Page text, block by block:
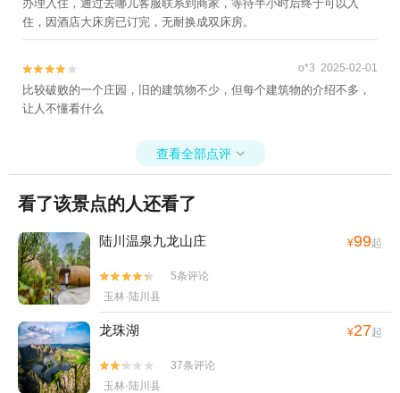
办理入住，通过去哪儿客服联系到商家，等待半小时后终于可以入
住，因酒店大床房已订完，无耐换成双床房。

 o*3 2025-02-01
比较破败的一个庄园，旧的建筑物不少，但每个建筑物的介绍不多，
让人不懂看什么
查看全部点评 
看了该景点的人还看了
陆川温泉九龙山庄 ¥99起


5条评论
玉林·陆川县
龙珠湖 ¥27起


37条评论
玉林·陆川县